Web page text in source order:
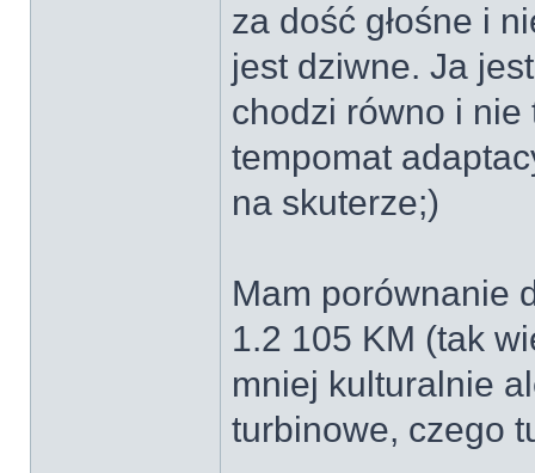
za dość głośne i
jest dziwne. Ja
chodzi równo i
tempomat
na skuterze;)
Mam porównanie
1.2 105 KM (tak
mniej kulturalnie
turbinowe, czego